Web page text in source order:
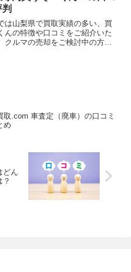
をされる前の参考にしてみてく
は山梨県で買取実績の多い、買
んの特徴や口コミをご紹介いた
クルマの売却をご検討中の方は
取.com 車査定（廃車）の口コミ
め
どん